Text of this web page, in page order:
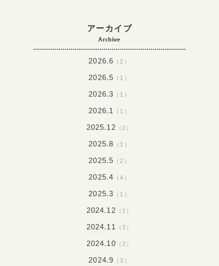
アーカイブ
Archive
2026.6 （2）
2026.5 （1）
2026.3 （1）
2026.1 （1）
2025.12 （2）
2025.8 （1）
2025.5 （2）
2025.4 （4）
2025.3 （1）
2024.12 （1）
2024.11 （3）
2024.10 （2）
2024.9 （3）